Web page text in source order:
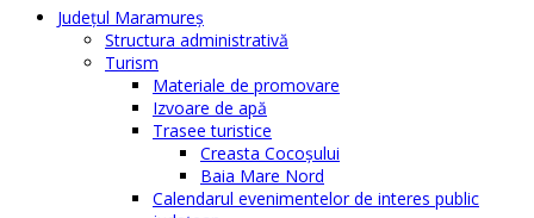
Judeţul Maramureş
Structura administrativă
Turism
Materiale de promovare
Izvoare de apă
Trasee turistice
Creasta Cocoșului
Baia Mare Nord
Calendarul evenimentelor de interes public